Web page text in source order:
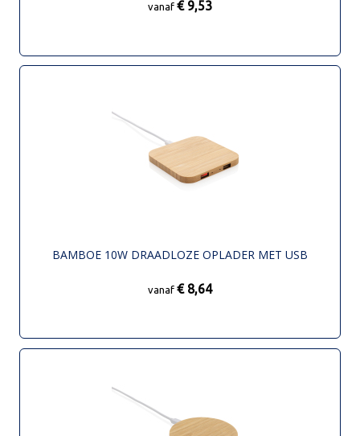
vanaf € 9,53
BAMBOE 10W DRAADLOZE OPLADER MET USB
vanaf € 8,64